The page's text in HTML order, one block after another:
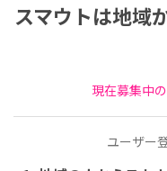
スマウトは地域
現在募集中
ユーザー